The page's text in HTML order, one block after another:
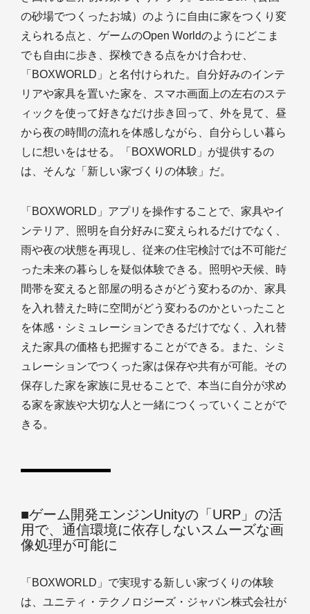
の砂場でつくったお城）のように自由に家をつくり変
えられる点と、ゲームのOpen Worldのようにどこま
でも自由に歩き、探検できる点をかけ合わせ、
「BOXWORLD」と名付けられた。自分好みのインテ
リアや家具を置いた家を、スマホ画面上の左右のステ
ィックを使って好きなだけ歩き回って、外を見て、昼
から夜の時間の流れを体感しながら、自分らしい暮ら
しに想いをはせる。「BOXWORLD」が提供するの
は、そんな「新しい家づくりの体験」だ。
「BOXWORLD」アプリを操作することで、家具やイ
ンテリア、照明を自分好みに変えられるだけでなく、
雨や夜の状態を再現し、従来の住宅検討では不可能だ
った未来の暮らしを疑似体験できる。照明や天候、時
間帯を変えると部屋の明るさがどう変わるのか、家具
を入れ替えた時に空間がどう変わるのかといったこと
を体感・シミュレーションできるだけでなく、入れ替
えた家具の価格も把握することができる。また、シミ
ュレーションでつくった家は保存や共有が可能。その
保存した家を家族に見せることで、本当に自分が求め
る家を家族や大切な人と一緒につくっていくことがで
きる。
■ゲーム開発エンジンUnityの「URP」の活
用で、通信環境に依存しないスムーズな画
像処理が可能に
「BOXWORLD」で実現する新しい家づくりの体験
は、ユニティ・テクノロジーズ・ジャパン株式会社が